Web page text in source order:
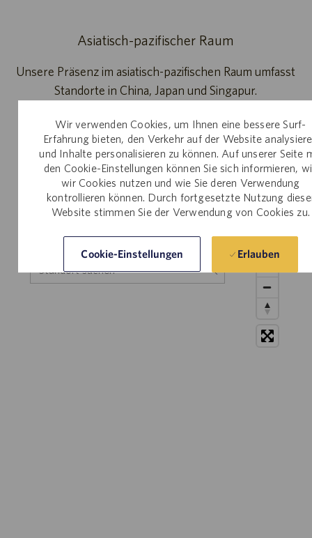
Wir verwenden Cookies, um Ihnen eine bessere Surf-
Erfahrung bieten, den Verkehr auf der Website
und Inhalte personalisieren zu können. Auf unserer Seite
den Cookie-Einstellungen können Sie sich informieren,
wir Cookies nutzen und wie Sie deren Verwendung
kontrollieren können. Durch fortgesetzte Nutzung
Website stimmen Sie der Verwendung von Cookies zu.
Cookie-Einstellungen Erlauben
Asiatisch-pazifischer Raum
Unsere Präsenz im asiatisch-pazifischen Raum umfasst
Standorte in China, Japan und Singapur.
Offene Stellen durchsuchen
im asiatisch-pazifischen Raum
Standort mit einem virtuellen Rundgang
erkunden